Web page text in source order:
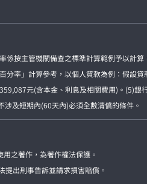
按主管機關備查之標準計算範例予以計
率」計算參考，以個人貸款為例：假設
元(含本金、利息及相關費用)。(5)
及短期內(60天內)必須全數清償的條件。
之著作，為著作權法保護。
出刑事告訴並請求損害賠償。